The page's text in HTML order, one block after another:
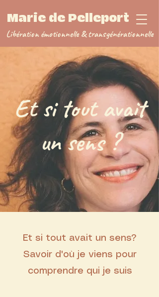
Marie de Pelleport
Libération émotionnelle&transgénérationnelle
Et si tout avait
un sens ?
Et si tout avait un sens?
Savoir d'où je viens pour
comprendre qui je suis